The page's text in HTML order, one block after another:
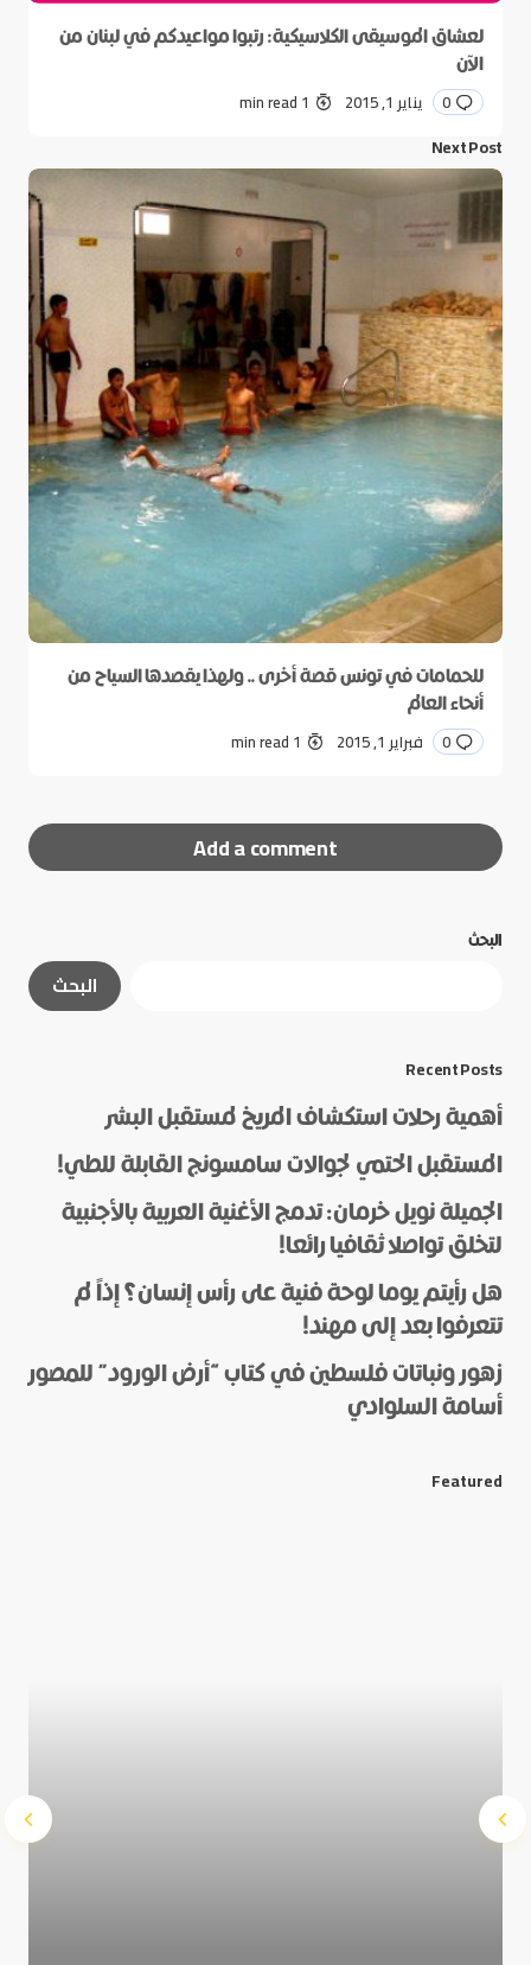
لعشاق الموسيقى الكلاسيكية: رتبوا مواعيدكم في لبنان من
الآن
0 يناير 1, 2015 1 min read
Next Post
للحمامات في تونس قصة أخرى .. ولهذا يقصدها السياح من
أنحاء العالم
0 فبراير 1, 2015 1 min read
Add a comment
الحقول الإلزامية
Name
*
E-mail
*
البحث
البحث
Recent Posts
أهمية رحلات استكشاف المريخ لمستقبل البشر
المستقبل الحتمي لجوالات سامسونج القابلة للطي!
الجميلة نويل خرمان: تدمج الأغنية العربية بالأجنبية
لتخلق تواصلا ثقافيا رائعا!
هل رأيتم يوما لوحة فنية على رأس إنسان؟ إذاً لم
تتعرفوا بعد إلى مهند!
زهور ونباتات فلسطين في كتاب “أرض الورود” للمصور
أسامة السلوادي
Featured